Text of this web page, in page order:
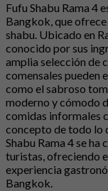
Fufu Shabu Rama 4
Bangkok, que
shabu. Ubicado en
conocido por sus
amplia selección de
comensales pueden
como el sabroso
moderno y cómodo
comidas informales
concepto de todo lo
Shabu Rama 4 se
turistas, ofreciendo
experiencia
Bangkok.